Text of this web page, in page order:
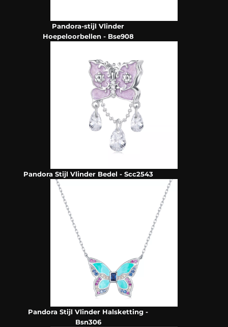
Pandora-stijl Vlinder
Hoepeloorbellen - Bse908
Pandora Stijl Vlinder Bedel - Scc2543
Pandora Stijl Vlinder Halsketting -
Bsn306